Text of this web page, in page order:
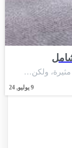
9 يوليو, 24
مثيرة، ولكن…